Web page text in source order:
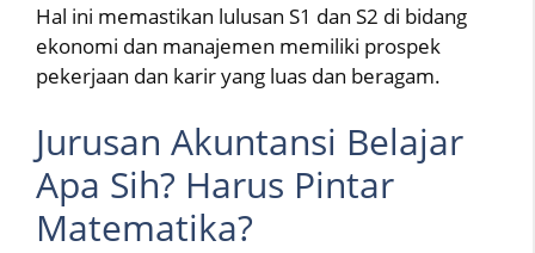
Hal ini memastikan lulusan S1 dan S2 di bidang
ekonomi dan manajemen memiliki prospek
pekerjaan dan karir yang luas dan beragam.
Jurusan Akuntansi Belajar
Apa Sih? Harus Pintar
Matematika?